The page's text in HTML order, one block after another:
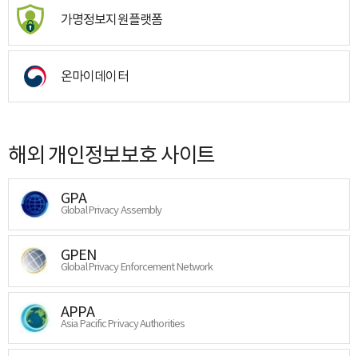
가명정보지원플랫폼
온마이데이터
해외 개인정보보호 사이트
GPA
Global Privacy Assembly
GPEN
Global Privacy Enforcement Network
APPA
Asia Pacific Privacy Authorities